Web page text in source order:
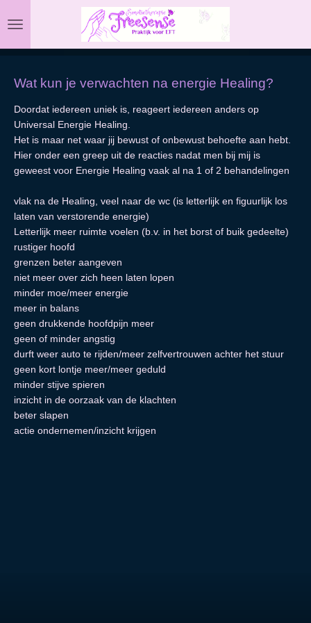
direct
Wat kun je verwachten na energie Healing?
Doordat iedereen uniek is, reageert iedereen anders op
Universal Energie Healing.
Het is maar net waar jij bewust of onbewust behoefte aan hebt.
Hier onder een greep uit de reacties nadat men bij mij is
geweest voor Energie Healing vaak al na 1 of 2 behandelingen
vlak na de Healing, veel naar de wc (is letterlijk en figuurlijk los
laten van verstorende energie)
Letterlijk meer ruimte voelen (b.v. in het borst of buik gedeelte)
rustiger hoofd
grenzen beter aangeven
niet meer over zich heen laten lopen
minder moe/meer energie
meer in balans
geen drukkende hoofdpijn meer
geen of minder angstig
durft weer auto te rijden/meer zelfvertrouwen achter het stuur
geen kort lontje meer/meer geduld
minder stijve spieren
inzicht in de oorzaak van de klachten
beter slapen
actie ondernemen/inzicht krijgen